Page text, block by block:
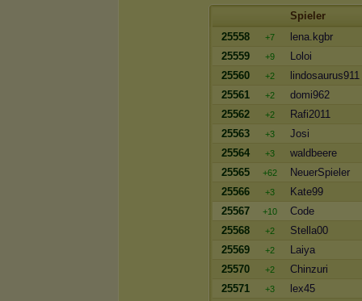
Spieler
25558
+7
lena.kgbr
25559
+9
Loloi
25560
+2
lindosaurus911
25561
+2
domi962
25562
+2
Rafi2011
25563
+3
Josi
25564
+3
waldbeere
25565
+62
NeuerSpieler
25566
+3
Kate99
25567
+10
Code
25568
+2
Stella00
25569
+2
Laiya
25570
+2
Chinzuri
25571
+3
lex45